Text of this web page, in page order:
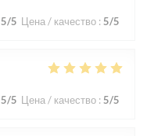
5/5 Цена / качество : 5/5
5/5 Цена / качество : 5/5